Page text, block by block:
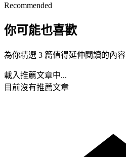
Recommended
你可能也喜歡
為你精選 3 篇值得延伸閱讀的內容
載入推薦文章中...
目前沒有推薦文章